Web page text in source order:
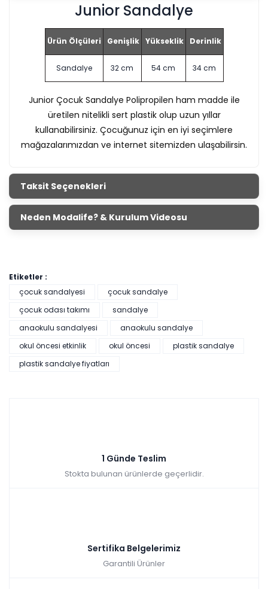
Junior Sandalye
Ürün Ölçüleri Genişlik Yükseklik Derinlik
Sandalye 32 cm 54 cm 34 cm
Junior Çocuk Sandalye Polipropilen ham madde ile
üretilen nitelikli sert plastik olup uzun yıllar
kullanabilirsiniz. Çocuğunuz için en iyi seçimlere
mağazalarımızdan ve internet sitemizden ulaşabilirsin.
Taksit Seçenekleri
Neden Modalife? & Kurulum Videosu
Etiketler :
çocuk sandalyesi
çocuk sandalye
çocuk odası takımı
sandalye
anaokulu sandalyesi
anaokulu sandalye
okul öncesi etkinlik
okul öncesi
plastik sandalye
plastik sandalye fiyatları
1 Günde Teslim
Stokta bulunan ürünlerde geçerlidir.
Sertifika Belgelerimiz
Garantili Ürünler